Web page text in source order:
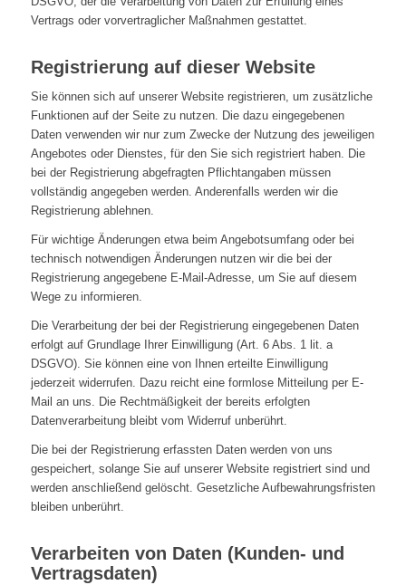
Vertrags oder vorvertraglicher Maßnahmen gestattet.
Registrierung auf dieser Website
Sie können sich auf unserer Website registrieren, um zusätzliche
Funktionen auf der Seite zu nutzen. Die dazu eingegebenen
Daten verwenden wir nur zum Zwecke der Nutzung des jeweiligen
Angebotes oder Dienstes, für den Sie sich registriert haben. Die
bei der Registrierung abgefragten Pflichtangaben müssen
vollständig angegeben werden. Anderenfalls werden wir die
Registrierung ablehnen.
Für wichtige Änderungen etwa beim Angebotsumfang oder bei
technisch notwendigen Änderungen nutzen wir die bei der
Registrierung angegebene E-Mail-Adresse, um Sie auf diesem
Wege zu informieren.
Die Verarbeitung der bei der Registrierung eingegebenen Daten
erfolgt auf Grundlage Ihrer Einwilligung (Art. 6 Abs. 1 lit. a
DSGVO). Sie können eine von Ihnen erteilte Einwilligung
jederzeit widerrufen. Dazu reicht eine formlose Mitteilung per E-
Mail an uns. Die Rechtmäßigkeit der bereits erfolgten
Datenverarbeitung bleibt vom Widerruf unberührt.
Die bei der Registrierung erfassten Daten werden von uns
gespeichert, solange Sie auf unserer Website registriert sind und
werden anschließend gelöscht. Gesetzliche Aufbewahrungsfristen
bleiben unberührt.
Verarbeiten von Daten (Kunden- und
Vertragsdaten)